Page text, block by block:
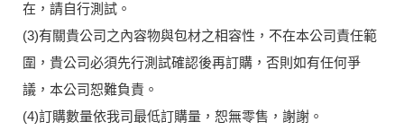
在，請自行測試。
(3)有關貴公司之內容物與包材之相容性，不在本公司責任範
圍，貴公司必須先行測試確認後再訂購，否則如有任何爭
議，本公司恕難負責。
(4)訂購數量依我司最低訂購量，恕無零售，謝謝。